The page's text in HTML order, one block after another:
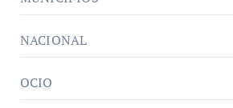
NACIONAL
OCIO